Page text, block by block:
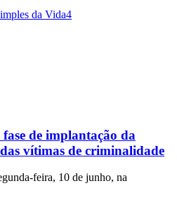
da Vida4
de implantação da
vítimas de criminalidade
feira, 10 de junho, na